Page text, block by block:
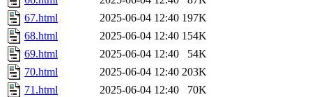
67.html
2025-06-04 12:40 197K
68.html
2025-06-04 12:40 154K
69.html
2025-06-04 12:40
54K
70.html
2025-06-04 12:40 203K
71.html
2025-06-04 12:40
70K